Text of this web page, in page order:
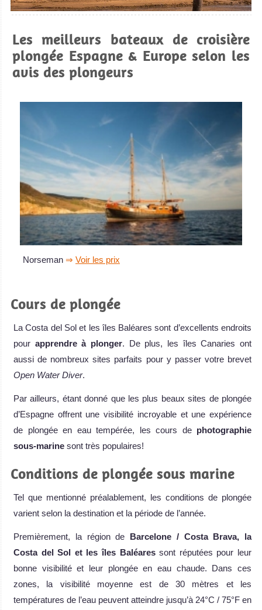
Les meilleurs bateaux de croisière
plongée Espagne & Europe selon les
avis des plongeurs
Norseman ⇒ Voir les prix
Cours de plongée
La Costa del Sol et les îles Baléares sont d’excellents endroits
pour apprendre à plonger. De plus, les îles Canaries ont
aussi de nombreux sites parfaits pour y passer votre brevet
Open Water Diver.
Par ailleurs, étant donné que les plus beaux sites de plongée
d’Espagne offrent une visibilité incroyable et une expérience
de plongée en eau tempérée, les cours de photographie
sous-marine sont très populaires!
Conditions de plongée sous marine
Tel que mentionné préalablement, les conditions de plongée
varient selon la destination et la période de l’année.
Premièrement, la région de Barcelone / Costa Brava, la
Costa del Sol et les îles Baléaressont réputées pour leur
bonne visibilité et leur plongée en eau chaude. Dans ces
zones, la visibilité moyenne est de 30 mètres et les
températures de l’eau peuvent atteindre jusqu’à 24°C / 75°F en